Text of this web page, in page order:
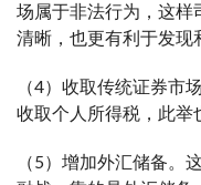
场属于非法行为，这样
清晰，也更有利于发现
（4）收取传统证券市
收取个人所得税，此举
（5）增加外汇储备。